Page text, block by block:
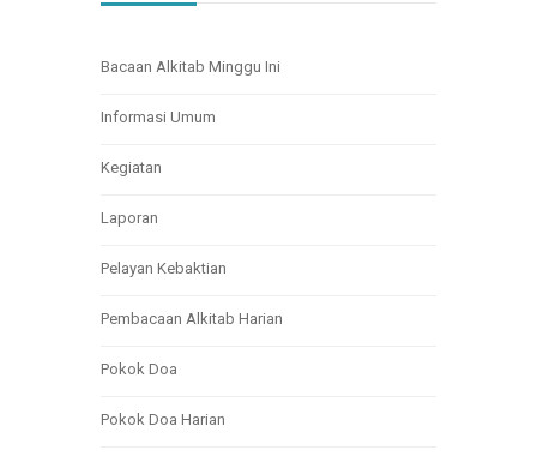
Bacaan Alkitab Minggu Ini
Informasi Umum
Kegiatan
Laporan
Pelayan Kebaktian
Pembacaan Alkitab Harian
Pokok Doa
Pokok Doa Harian